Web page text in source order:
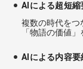
AIによる超短縮
複数の時代をつ
「物語の価値
AIによる内容要